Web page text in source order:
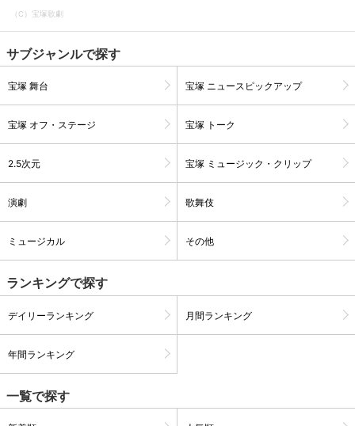
会員設定 会員情報 閉じる
会員情報変更
ジットカード情報の変更が可能です。
（C）宝塚歌劇
サブジャンルで探す
宝塚 舞台 宝塚 ニュースピックアップ
宝塚 オフ・ステージ 宝塚 トーク
2.5次元 宝塚 ミュージック・クリップ
演劇 歌舞伎
ミュージカル その他
ランキングで探す
デイリーランキング 月間ランキング
年間ランキング
一覧で探す